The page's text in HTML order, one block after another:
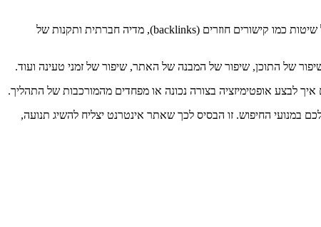
אופטימיזציה חיצונית, ידועה גם בשם Off-Page SEO, מתייחסת לפעולות שנעשות מחוץ לאתר עצמו כדי לשפר את הדירוג שלו במנועי החיפוש. זה כולל שיטות כמו קישורים חוזרים (backlinks), מדיה חברתית ותקנות של
במנועי החיפוש. זו הבסיס לכך שאתר אינטרנט יצליח להשיג תנועה,